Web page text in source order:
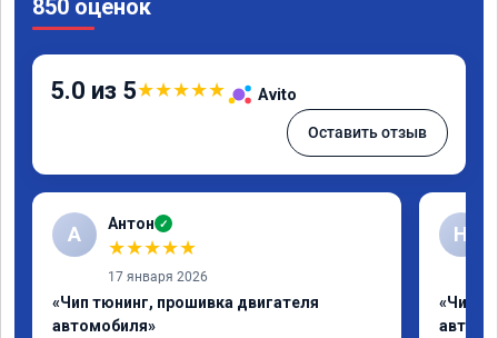
850 оценок
5.0 из 5★★★★★ Avito
Оставить отзыв
А Антон ✓
★★★★★
17 января 2026
«Чип тюнинг, прошивка двигателя
автомобиля»
Н
«Чип